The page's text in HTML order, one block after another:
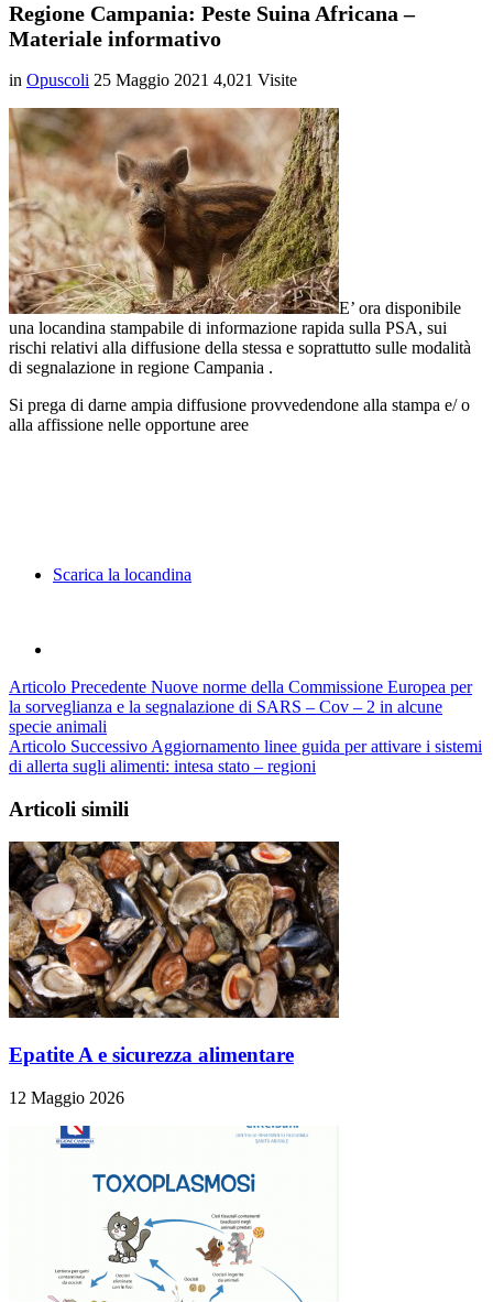
Regione Campania: Peste Suina Africana –
Materiale informativo
in Opuscoli 25 Maggio 2021 4,021 Visite
E’ ora disponibile
una locandina stampabile di informazione rapida sulla PSA, sui
rischi relativi alla diffusione della stessa e soprattutto sulle modalità
di segnalazione in regione Campania .
Si prega di darne ampia diffusione provvedendone alla stampa e/ o
alla affissione nelle opportune aree
Scarica la locandina
Articolo Precedente Nuove norme della Commissione Europea per
la sorveglianza e la segnalazione di SARS – Cov – 2 in alcune
specie animali
Articolo Successivo Aggiornamento linee guida per attivare i sistemi
di allerta sugli alimenti: intesa stato – regioni
Articoli simili
Epatite A e sicurezza alimentare
12 Maggio 2026